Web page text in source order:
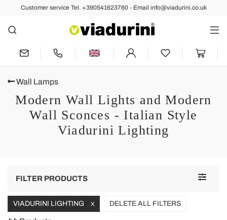
Customer service Tel. +390541623760 - Email info@viadurini.co.uk
Wall Lamps
Modern Wall Lights and Modern
Wall Sconces - Italian Style
Viadurini Lighting
Toggle
FILTER PRODUCTS
VIADURINI LIGHTING X DELETE ALL FILTERS